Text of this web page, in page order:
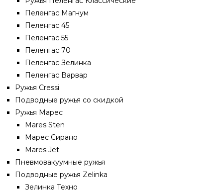
Пеленгас Магнум
Пеленгас 45
Пеленгас 55
Пеленгас 70
Пеленгас Зелинка
Пеленгас Варвар
Ружья Cressi
Подводные ружья со скидкой
Ружья Марес
Mares Sten
Марес Сирано
Mares Jet
Пневмовакуумные ружья
Подводные ружья Zelinka
Зелинка Техно